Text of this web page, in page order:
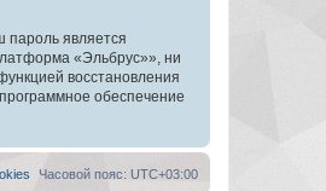
пароль является
«Эльбрус»», ни
восстановления
обеспечение
Часовой пояс: UTC+03:00